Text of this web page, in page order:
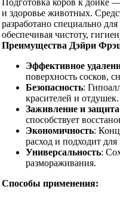
Подготовка коров к дойке
и здоровье животных.
разработано специально
обеспечивая чистоту,
Преимущества Дэйри
Эффективное
поверхность сосков,
Безопасность:
красителей и отдушек.
Заживление и защита
способствует
Экономичность:
расход и подходит
Универсальность:
размораживания.
Способы применения: